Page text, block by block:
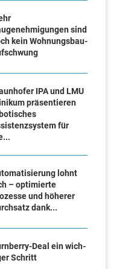
sind
kein Wohnungsbau-
IPA und LMU
präsentieren
für
lohnt
– optimierte
und höherer
dank...
Deal ein wich­
Schritt